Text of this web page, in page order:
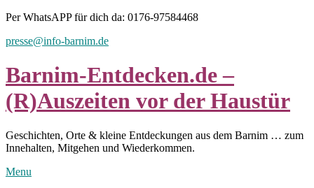
Skip
content
Per WhatsAPP für dich da: 0176-97584468
presse@info-barnim.de
Barnim-Entdecken.de –
(R)Auszeiten vor der Haustür
Geschichten, Orte & kleine Entdeckungen aus dem Barnim … zum
Innehalten, Mitgehen und Wiederkommen.
Menu